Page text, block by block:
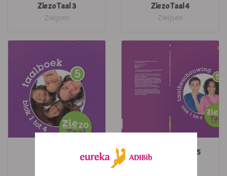
Zie zo Taal 3
Zwijsen
Zie zo Taal 4
Zwijsen
Zie zo taal (2018) 5